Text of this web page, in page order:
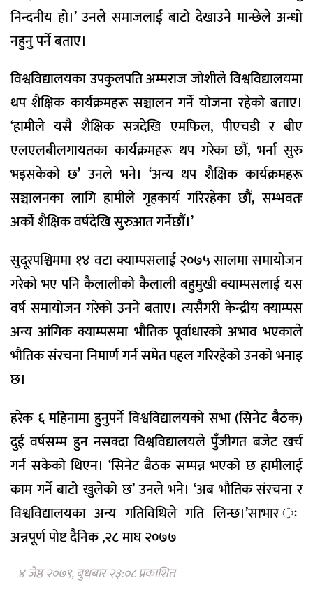
निन्दनीय हो।’ उनले समाजलाई बाटो देखाउने मान्छेले अन्धो
नहुनु पर्ने बताए।
विश्वविद्यालयका उपकुलपति अम्मराज जोशीले विश्वविद्यालयमा
थप शैक्षिक कार्यक्रमहरू सञ्चालन गर्ने योजना रहेको बताए।
‘हामीले यसै शैक्षिक सत्रदेखि एमफिल, पीएचडी र बीए
एलएलबीलगायतका कार्यक्रमहरू थप गरेका छौं, भर्ना सुरु
भइसकेको छ’ उनले भने। ‘अन्य थप शैक्षिक कार्यक्रमहरू
सञ्चालनका लागि हामीले गृहकार्य गरिरहेका छौं, सम्भवतः
अर्को शैक्षिक वर्षदेखि सुरुआत गर्नेछौं।’
सुदूरपश्चिममा १४ वटा क्याम्पसलाई २०७५ सालमा समायोजन
गरेको भए पनि कैलालीको कैलाली बहुमुखी क्याम्पसलाई यस
वर्ष समायोजन गरेको उनने बताए। त्यसैगरी केन्द्रीय क्याम्पस
अन्य आंगिक क्याम्पसमा भौतिक पूर्वाधारको अभाव भएकाले
भौतिक संरचना निमार्ण गर्न समेत पहल गरिरहेको उनको भनाइ
छ।
हरेक ६ महिनामा हुनुपर्ने विश्वविद्यालयको सभा (सिनेट बैठक)
दुई वर्षसम्म हुन नसक्दा विश्वविद्यालयले पुँजीगत बजेट खर्च
गर्न सकेको थिएन। ‘सिनेट बैठक सम्पन्न भएको छ हामीलाई
काम गर्ने बाटो खुलेको छ’ उनले भने। ‘अब भौतिक संरचना र
विश्वविद्यालयका अन्य गतिविधिले गति लिन्छ।’साभार ः
अन्नपूर्ण पोष्ट दैनिक ,२८ माघ २०७७
४ जेष्ठ २०७९, बुधबार २३:०८ प्रकाशित